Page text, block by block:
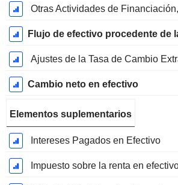
Otras Actividades de Financiación,
Ajustes de la Tasa de Cambio
Cambio neto en efectivo
Elementos suplementarios
Intereses Pagados en Efectivo